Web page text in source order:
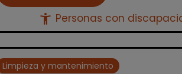
accessibility_new Personas con
Limpieza y mantenimiento